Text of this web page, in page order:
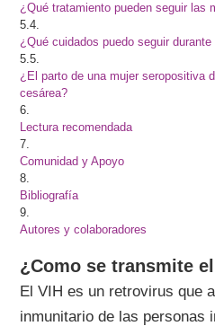
¿Qué tratamiento pueden seguir las
5.4.
¿Qué cuidados puedo seguir
5.5.
¿El parto de una mujer seropositiva
cesárea?
6.
Lectura recomendada
7.
Comunidad y Apoyo
8.
Bibliografía
9.
Autores y colaboradores
¿Como se transmite
El VIH es un retrovirus que
inmunitario de las personas